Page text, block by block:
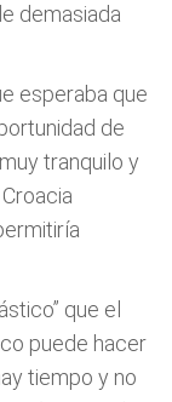
demasiada
esperaba que
de
tranquilo y
que el
puede hacer
tiempo y no